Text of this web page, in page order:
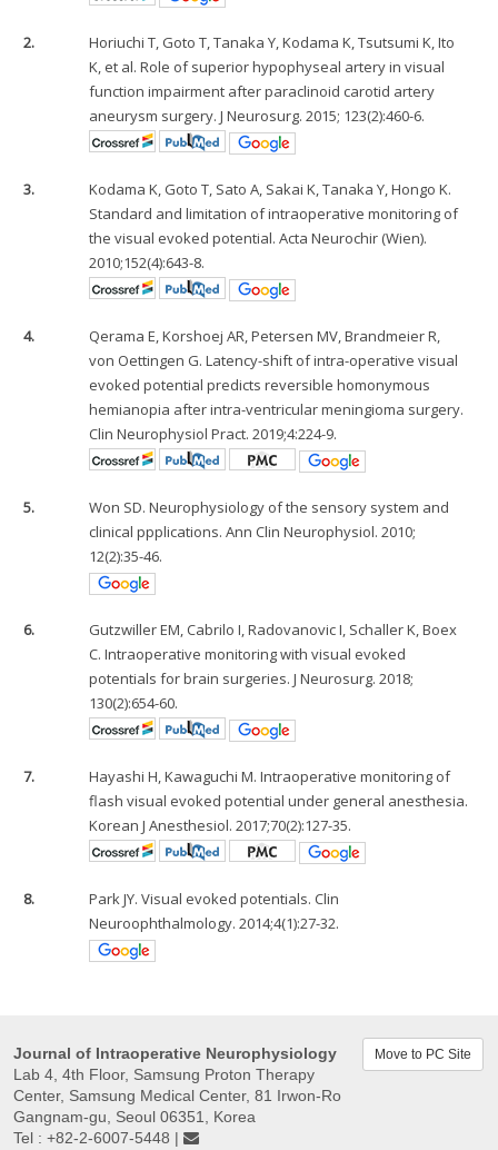
2.
Horiuchi T, Goto T, Tanaka Y, Kodama K, Tsutsumi K, Ito
K, et al. Role of superior hypophyseal artery in visual
function impairment after paraclinoid carotid artery
aneurysm surgery. J Neurosurg. 2015; 123(2):460-6.
3.
Kodama K, Goto T, Sato A, Sakai K, Tanaka Y, Hongo K.
Standard and limitation of intraoperative monitoring of
the visual evoked potential. Acta Neurochir (Wien).
2010;152(4):643-8.
4.
Qerama E, Korshoej AR, Petersen MV, Brandmeier R,
von Oettingen G. Latency-shift of intra-operative visual
evoked potential predicts reversible homonymous
hemianopia after intra-ventricular meningioma surgery.
Clin Neurophysiol Pract. 2019;4:224-9.
5.
Won SD. Neurophysiology of the sensory system and
clinical ppplications. Ann Clin Neurophysiol. 2010;
12(2):35-46.
6.
Gutzwiller EM, Cabrilo I, Radovanovic I, Schaller K, Boex
C. Intraoperative monitoring with visual evoked
potentials for brain surgeries. J Neurosurg. 2018;
130(2):654-60.
7.
Hayashi H, Kawaguchi M. Intraoperative monitoring of
flash visual evoked potential under general anesthesia.
Korean J Anesthesiol. 2017;70(2):127-35.
8.
Park JY. Visual evoked potentials. Clin
Neuroophthalmology. 2014;4(1):27-32.
Journal of Intraoperative Neurophysiology
Lab 4, 4th Floor, Samsung Proton Therapy
Center, Samsung Medical Center, 81 Irwon-Ro
Gangnam-gu, Seoul 06351, Korea
Tel : +82-2-6007-5448 |
Move to PC Site